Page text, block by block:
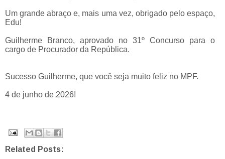
Um grande abraço e, mais uma vez, obrigado pelo espaço,
Edu!
Guilherme Branco, aprovado no 31º Concurso para o
cargo de Procurador da República.
Sucesso Guilherme, que você seja muito feliz no MPF.
4 de junho de 2026!
Related Posts: